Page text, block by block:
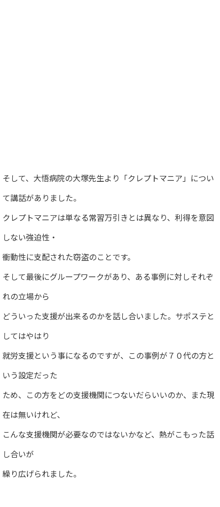
そして、大悟病院の大塚先生より「クレプトマニア」につい
て講話がありました。
クレプトマニアは単なる常習万引きとは異なり、利得を意図
しない強迫性・
衝動性に支配された窃盗のことです。
そして最後にグループワークがあり、ある事例に対しそれぞ
れの立場から
どういった支援が出来るのかを話し合いました。サポステと
してはやはり
就労支援という事になるのですが、この事例が７０代の方と
いう設定だった
ため、この方をどの支援機関につないだらいいのか、また現
在は無いけれど、
こんな支援機関が必要なのではないかなど、熱がこもった話
し合いが
繰り広げられました。